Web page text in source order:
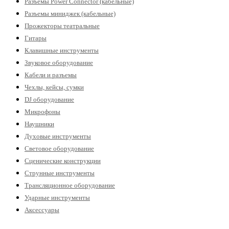
Разъемы миниджек (кабельные)
Прожекторы театральные
Гитары
Клавишные инструменты
Звуковое оборудование
Кабели и разъемы
Чехлы, кейсы, сумки
DJ оборудование
Микрофоны
Наушники
Духовые инструменты
Световое оборудование
Сценические конструкции
Струнные инструменты
Трансляционное оборудование
Ударные инструменты
Аксессуары